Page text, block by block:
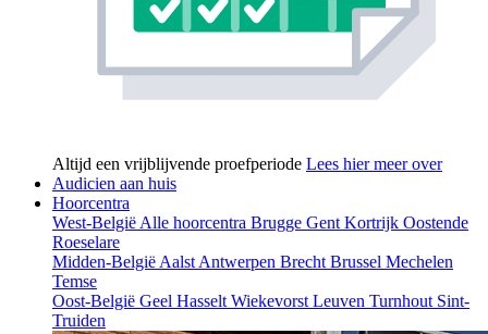
Altijd een vrijblijvende proefperiode Lees hier meer over
Audicien aan huis
Hoorcentra
West-België Alle hoorcentra Brugge Gent Kortrijk Oostende
Roeselare
Midden-België Aalst Antwerpen Brecht Brussel Mechelen
Temse
Oost-België Geel Hasselt Wiekevorst Leuven Turnhout Sint-
Truiden